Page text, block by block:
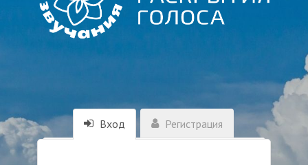
Вход Регистрация